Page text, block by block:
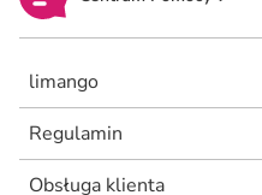
limango
Regulamin
Obsługa klienta